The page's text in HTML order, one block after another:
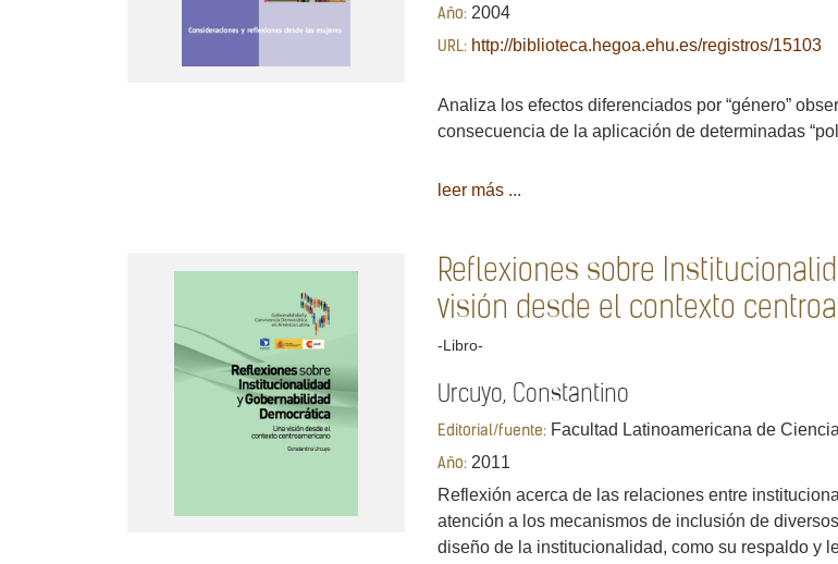
Año: 2004
URL: http://biblioteca.hegoa.ehu.es/registros/15103
Analiza los efectos diferenciados por “género”
consecuencia de la aplicación de determinadas
leer más ...
Reflexiones sobre
visión desde el contexto
-Libro-
Urcuyo, Constantino
Editorial/fuente: Facultad Latinoamericana de
Año: 2011
Reflexión acerca de las relaciones entre
atención a los mecanismos de inclusión de
diseño de la institucionalidad, como su respaldo y